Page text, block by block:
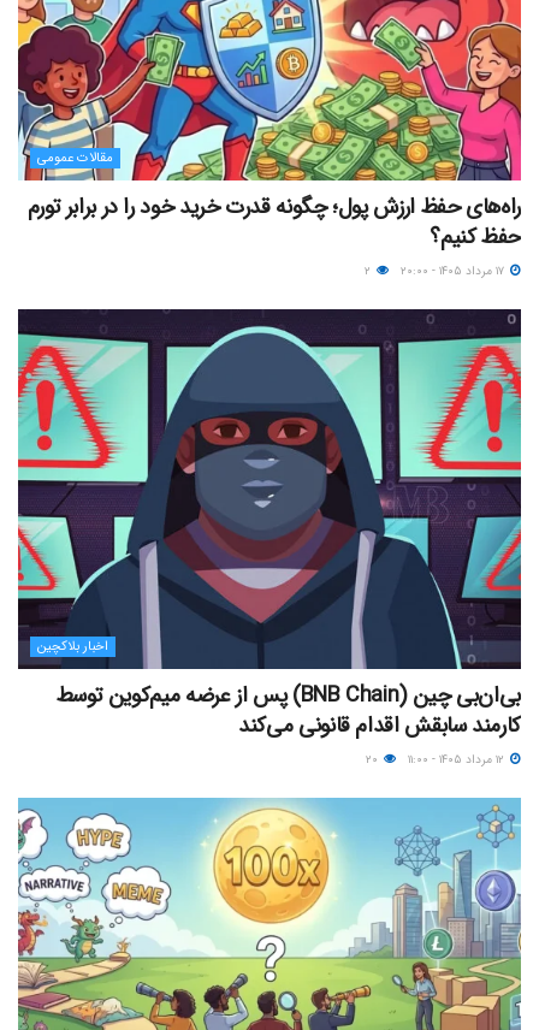
مقالات عمومی
راه‌های حفظ ارزش پول؛ چگونه قدرت خرید خود را در برابر تورم
حفظ کنیم؟
اخبار بلاکچین
بی‌ان‌بی چین (BNB Chain) پس از عرضه میم‌کوین توسط
کارمند سابقش اقدام قانونی می‌کند